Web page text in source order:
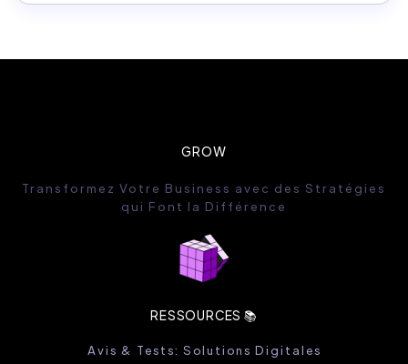
GROW
Transformez Votre Business avec des Stratégies
qui Font la Différence
RESSOURCES 📚
Avis & Tests: Solutions Digitales